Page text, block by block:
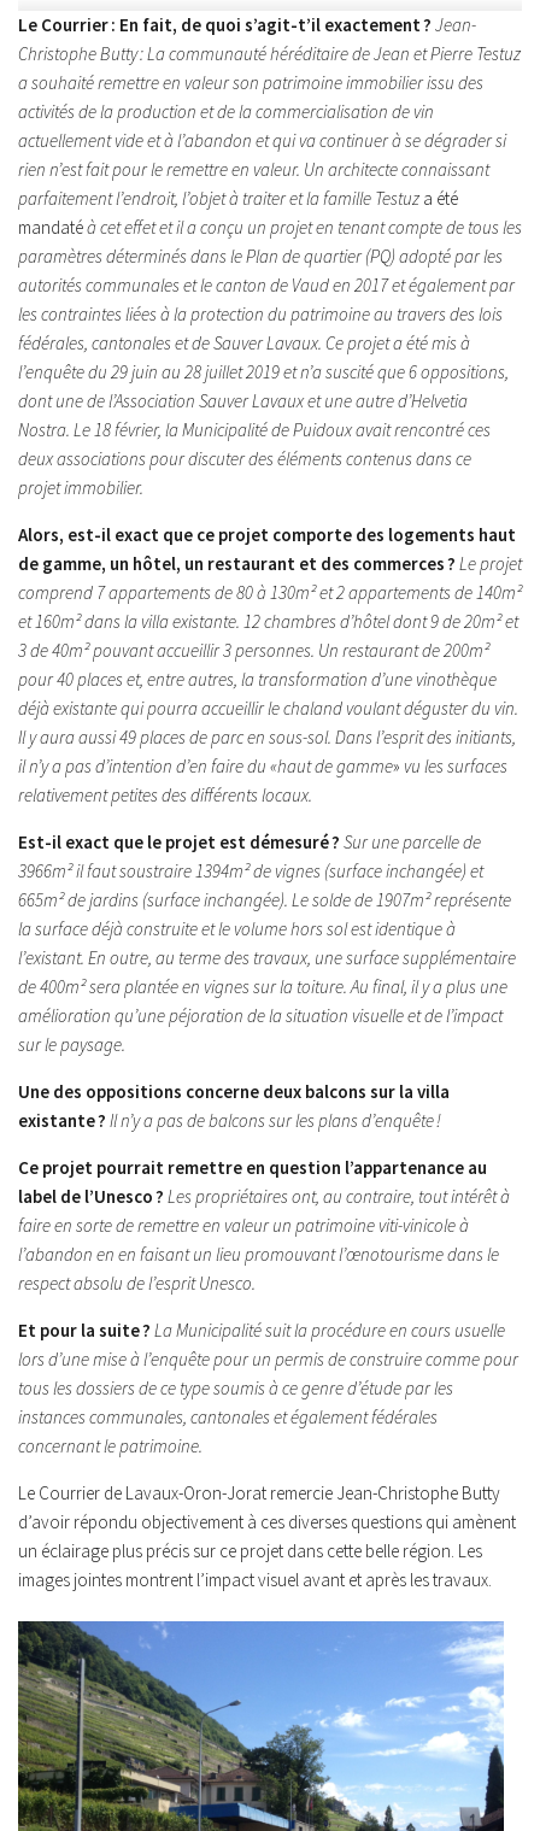
Le Courrier : En fait, de quoi s’agit-t’il exactement ? Jean-
Christophe Butty : La communauté héréditaire de Jean et Pierre Testuz
a souhaité remettre en valeur son patrimoine immobilier issu des
activités de la production et de la commercialisation de vin
actuellement vide et à l’abandon et qui va continuer à se dégrader si
rien n’est fait pour le remettre en valeur. Un architecte connaissant
parfaitement l’endroit, l’objet à traiter et la famille Testuz a été
mandatéà cet effet et il a conçu un projet en tenant compte de tous les
paramètres déterminés dans le Plan de quartier (PQ) adopté par les
autorités communales et le canton de Vaud en 2017 et également par
les contraintes liées à la protection du patrimoine au travers des lois
fédérales, cantonales et de Sauver Lavaux. Ce projet a été mis à
l’enquête du 29 juin au 28 juillet 2019 et n’a suscité que 6 oppositions,
dont une de l’Association Sauver Lavaux et une autre d’Helvetia
Nostra. Le 18 février, la Municipalité de Puidoux avait rencontré ces
deux associations pour discuter des éléments contenus dans ce
projet immobilier.
Alors, est-il exact que ce projet comporte des logements haut
de gamme, un hôtel, un restaurant et des commerces ? Le projet
comprend 7 appartements de 80 à 130m² et 2 appartements de 140m²
et 160m² dans la villa existante. 12 chambres d’hôtel dont 9 de 20m² et
3 de 40m² pouvant accueillir 3 personnes. Un restaurant de 200m²
pour 40 places et, entre autres, la transformation d’une vinothèque
déjà existante qui pourra accueillir le chaland voulant déguster du vin.
Il y aura aussi 49 places de parc en sous-sol. Dans l’esprit des initiants,
il n’y a pas d’intention d’en faire du «haut de gamme» vu les surfaces
relativement petites des différents locaux.
Est-il exact que le projet est démesuré ? Sur une parcelle de
3966m² il faut soustraire 1394m² de vignes (surface inchangée) et
665m² de jardins (surface inchangée). Le solde de 1907m² représente
la surface déjà construite et le volume hors sol est identique à
l’existant. En outre, au terme des travaux, une surface supplémentaire
de 400m² sera plantée en vignes sur la toiture. Au final, il y a plus une
amélioration qu’une péjoration de la situation visuelle et de l’impact
sur le paysage.
Une des oppositions concerne deux balcons sur la villa
existante ? Il n’y a pas de balcons sur les plans d’enquête !
Ce projet pourrait remettre en question l’appartenance au
label de l’Unesco ? Les propriétaires ont, au contraire, tout intérêt à
faire en sorte de remettre en valeur un patrimoine viti-vinicole à
l’abandon en en faisant un lieu promouvant l’œnotourisme dans le
respect absolu de l’esprit Unesco.
Et pour la suite ? La Municipalité suit la procédure en cours usuelle
lors d’une mise à l’enquête pour un permis de construire comme pour
tous les dossiers de ce type soumis à ce genre d’étude par les
instances communales, cantonales et également fédérales
concernant le patrimoine.
Le Courrier de Lavaux-Oron-Jorat remercie Jean-Christophe Butty
d’avoir répondu objectivement à ces diverses questions qui amènent
un éclairage plus précis sur ce projet dans cette belle région. Les
images jointes montrent l’impact visuel avant et après les travaux.